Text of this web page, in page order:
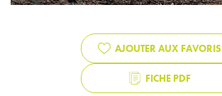
AJOUTER AUX FAVORIS
FICHE PDF